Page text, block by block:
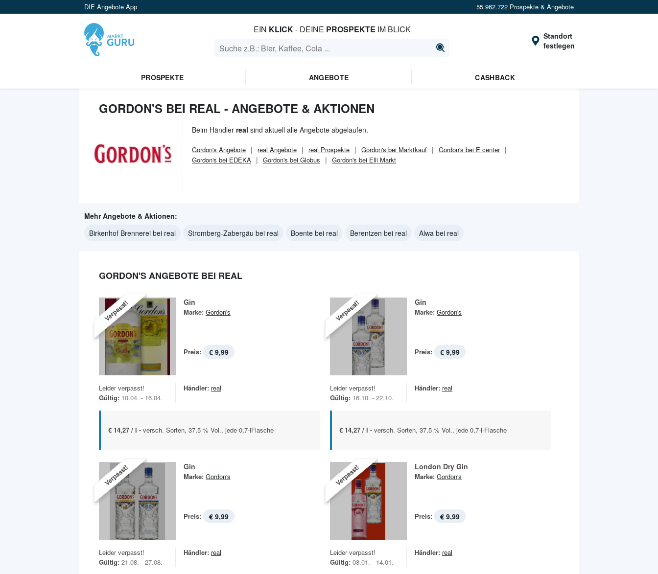
DIE Angebote App 55.962.722 Prospekte & Angebote
EIN KLICK- DEINE PROSPEKTE IM BLICK
Standort
festlegen
PROSPEKTE ANGEBOTE CASHBACK
GORDON'S BEI REAL - ANGEBOTE & AKTIONEN
Beim Händler real sind aktuell alle Angebote abgelaufen.
Gordon's Angebote real Angebote real Prospekte Gordon's bei Marktkauf
Gordon's bei E center
Gordon's bei EDEKA
Gordon's bei Globus Gordon's bei Elli Markt
Mehr Angebote & Aktionen:
Birkenhof Brennerei bei real
Stromberg-Zabergäu bei real Boente bei real Berentzen bei real Alwa bei real
GORDON'S ANGEBOTE BEI REAL
Verpasst! Gin
Marke: Gordon's
Preis: € 9,99
Leider verpasst!
Gültig: 10.04. - 16.04.
Händler: real
€ 14,27 / l - versch. Sorten, 37,5 % Vol., jede 0,7-lFlasche
Verpasst! Gin
Marke: Gordon's
Preis: € 9,99
Leider verpasst!
Gültig: 16.10. - 22.10.
Händler: real
€ 14,27 / l - versch. Sorten, 37,5 % Vol., jede 0,7-l-Flasche
Verpasst! Gin
Marke: Gordon's
Preis: € 9,99
Leider verpasst!
Gültig: 21.08. - 27.08.
Händler: real
Verpasst! London Dry Gin
Marke: Gordon's
Preis: € 9,99
Leider verpasst!
Gültig: 08.01. - 14.01.
Händler: real